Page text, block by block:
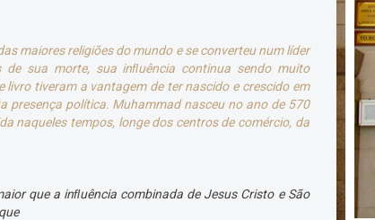
maiores religiões do mundo e se converteu num líder
sua morte, sua inﬂuência continua sendo muito
tiveram a vantagem de ter nascido e crescido em
presença política. Muhammad nasceu no ano de 570
naqueles tempos, longe dos centros de comércio, da
que a inﬂuência combinada de Jesus Cristo e São